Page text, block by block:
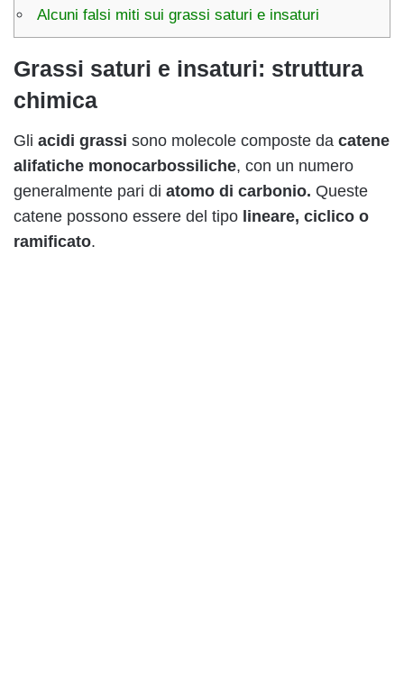
Alcuni falsi miti sui grassi saturi e insaturi
Grassi saturi e insaturi: struttura
chimica
Gli acidi grassi sono molecole composte da catene
alifatiche monocarbossiliche, con un numero
generalmente pari di atomo di carbonio. Queste
catene possono essere del tipo lineare, ciclico o
ramificato.